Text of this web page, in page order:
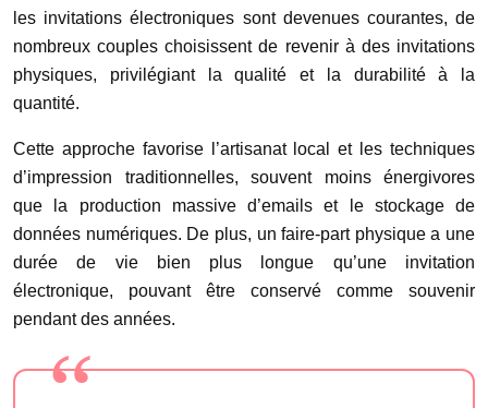
les invitations électroniques sont devenues courantes, de
nombreux couples choisissent de revenir à des invitations
physiques, privilégiant la qualité et la durabilité à la
quantité.
Cette approche favorise l’artisanat local et les techniques
d’impression traditionnelles, souvent moins énergivores
que la production massive d’emails et le stockage de
données numériques. De plus, un faire-part physique a une
durée de vie bien plus longue qu’une invitation
électronique, pouvant être conservé comme souvenir
pendant des années.